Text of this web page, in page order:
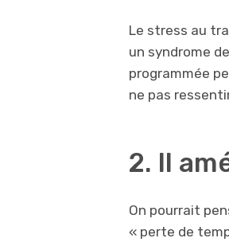
Le stress au
un syndrome de
programmée
ne pas
2. Il
On pourrait
« perte de